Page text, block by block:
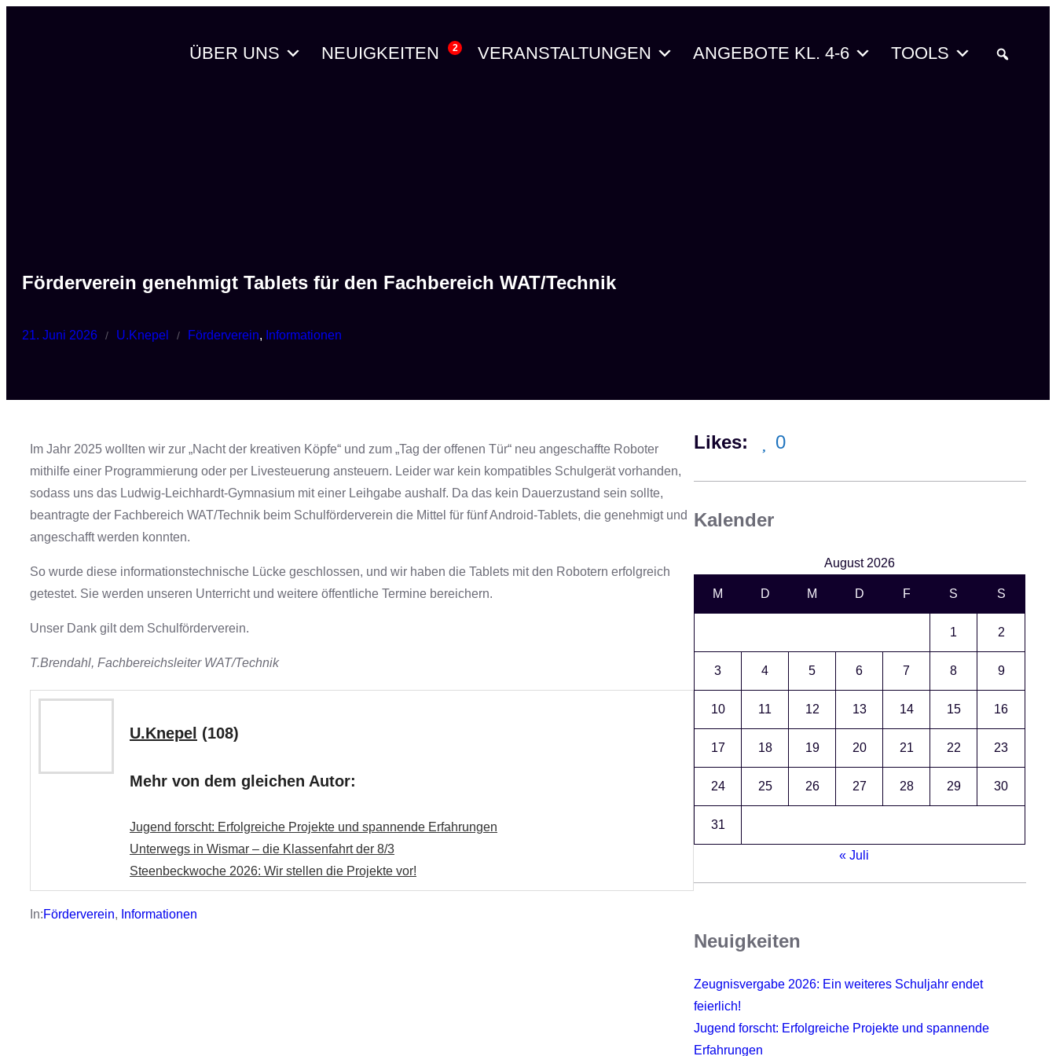
ÜBER UNS NEUIGKEITEN 2 VERANSTALTUNGEN ANGEBOTE KL. 4-6 TOOLS
Förderverein genehmigt Tablets für den Fachbereich WAT/Technik
21. Juni 2026 / U.Knepel / Förderverein, Informationen
Im Jahr 2025 wollten wir zur „Nacht der kreativen Köpfe“ und zum „Tag der offenen Tür“ neu angeschaffte Roboter
mithilfe einer Programmierung oder per Livesteuerung ansteuern. Leider war kein kompatibles Schulgerät vorhanden,
sodass uns das Ludwig-Leichhardt-Gymnasium mit einer Leihgabe aushalf. Da das kein Dauerzustand sein sollte,
beantragte der Fachbereich WAT/Technik beim Schulförderverein die Mittel für fünf Android-Tablets, die genehmigt und
angeschafft werden konnten.
So wurde diese informationstechnische Lücke geschlossen, und wir haben die Tablets mit den Robotern erfolgreich
getestet. Sie werden unseren Unterricht und weitere öffentliche Termine bereichern.
Unser Dank gilt dem Schulförderverein.
T.Brendahl, Fachbereichsleiter WAT/Technik
U.Knepel (108)
Mehr von dem gleichen Autor:
Jugend forscht: Erfolgreiche Projekte und spannende Erfahrungen
Unterwegs in Wismar – die Klassenfahrt der 8/3
Steenbeckwoche 2026: Wir stellen die Projekte vor!
In:Förderverein, Informationen
Likes: 0
Kalender
August 2026
M D M D F S S
1 2
3 4 5 6 7 8 9
10 11 12 13 14 15 16
17 18 19 20 21 22 23
24 25 26 27 28 29 30
31
« Juli
Neuigkeiten
Zeugnisvergabe 2026: Ein weiteres Schuljahr endet
feierlich!
Jugend forscht: Erfolgreiche Projekte und spannende
Erfahrungen